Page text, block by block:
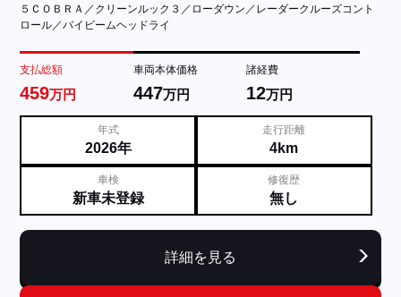
５ＣＯＢＲＡ／クリーンルック３／ローダウン／レーダークルーズコント
ロール／バイビームヘッドライ
支払総額
459万円
車両本体価格
447万円
諸経費
12万円
年式
2026年
走行距離
4km
車検
新車未登録
修復歴
無し
詳細を見る